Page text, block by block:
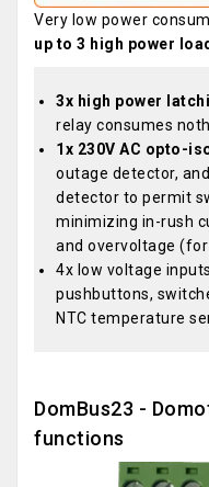
Very low power
up to 3 high power
3x high power
relay consumes
1x 230V AC opto-
outage detector,
detector to permit
minimizing in-rush
and overvoltage
4x low voltage
pushbuttons,
NTC temperature
DomBus23 -
functions